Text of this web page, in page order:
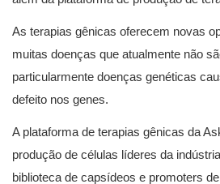
As terapias gênicas oferecem novas
muitas doenças que atualmente não
particularmente doenças genéticas
defeito nos genes.
A plataforma de terapias gênicas da
produção de células líderes da
biblioteca de capsídeos e promoters